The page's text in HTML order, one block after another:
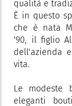
qualità e
È in questo
che è nata
'90, il figlio
dell'azienda
vita.
Le modeste
eleganti